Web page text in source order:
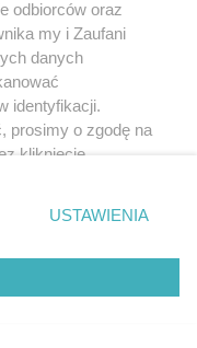
odbiorców oraz
my i Zaufani
danych
identyfikacji.
prosimy o zgodę na
kliknięcie
prywatności
strony
zgody
się takiemu
zastosowanie tylko
USTAWIENIA